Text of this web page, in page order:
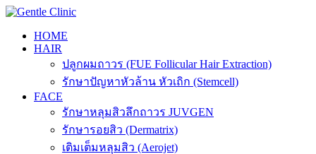
Skip
contentHOME
HAIR
ปลูกผมถาวร (FUE Follicular Hair Extraction)
รักษาปัญหาหัวล้าน หัวเถิก (Stemcell)
FACE
รักษาหลุมสิวลึกถาวร JUVGEN
รักษารอยสิว (Dermatrix)
เติมเต็มหลุมสิว (Aerojet)